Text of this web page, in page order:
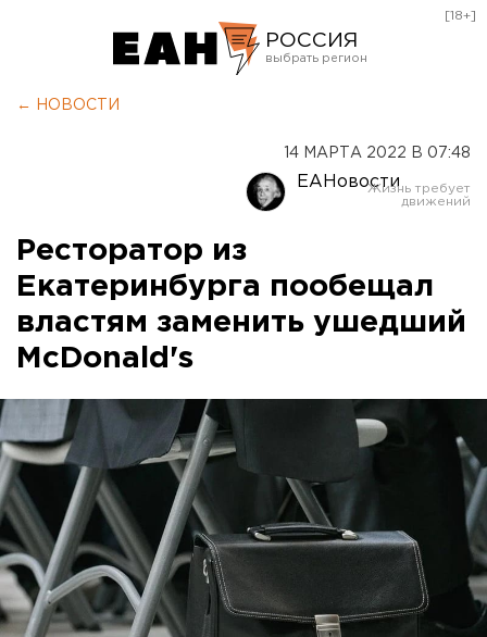
РОССИЯ
Оренбург
[18+]
← НОВОСТИ
14 МАРТА 2022 В 07:48
ЕАНовости
Ресторатор из
Екатеринбурга пообещал
властям заменить ушедший
McDonald's